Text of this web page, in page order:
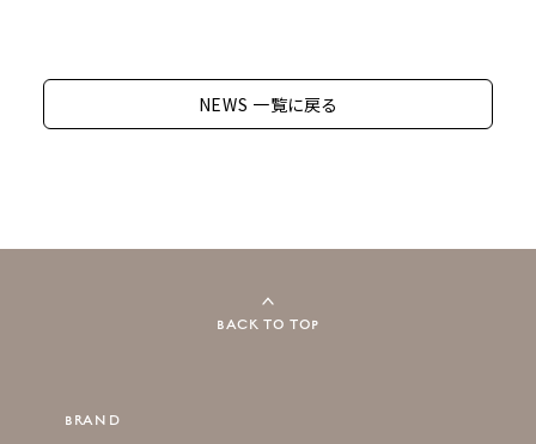
NEWS 一覧に戻る
BACK TO TOP
BRAND